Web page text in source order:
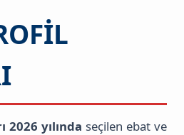
yılında seçilen ebat ve